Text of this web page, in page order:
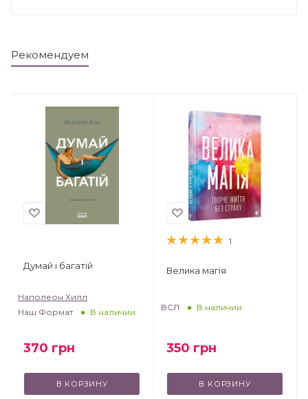
Рекомендуем
Думай і багатій
Наполеон Хилл
Наш Формат
В наличии
370 грн
В КОРЗИНУ
1
Велика магія
ВСЛ В наличии
350 грн
В КОРЗИНУ